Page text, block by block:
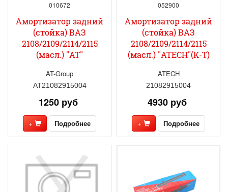
010672
Амортизатор задний
(стойка) ВАЗ
2108/2109/2114/2115
(масл.) "AT"
AT-Group
AT21082915004
1250 руб
+ Подробнее
052900
Амортизатор задний
(стойка) ВАЗ
2108/2109/2114/2115
(масл.) "ATECH"(К-Т)
ATECH
21082915004
4930 руб
+ Подробнее